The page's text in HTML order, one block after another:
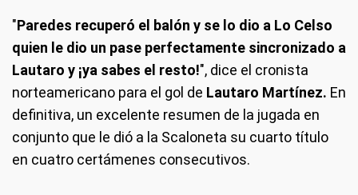
"Paredes recuperó el balón y se lo dio a Lo Celso
quien le dio un pase perfectamente sincronizado a
Lautaro y ¡ya sabes el resto!", dice el cronista
norteamericano para el gol de Lautaro Martínez. En
definitiva, un excelente resumen de la jugada en
conjunto que le dió a la Scaloneta su cuarto título
en cuatro certámenes consecutivos.